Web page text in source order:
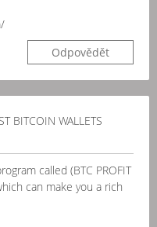
Odpovědět
BITCOIN WALLETS
called (BTC PROFIT
can make you a rich